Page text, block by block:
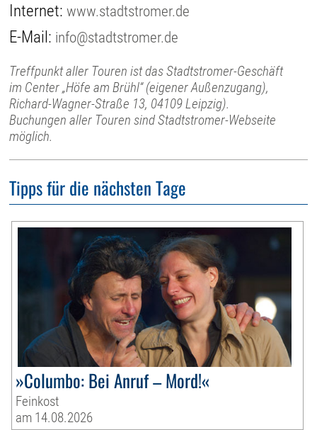
Internet:www.stadtstromer.de
E-Mail: info@stadtstromer.de
Treffpunkt aller Touren ist das Stadtstromer-Geschäft
im Center „Höfe am Brühl“ (eigener Außenzugang),
Richard-Wagner-Straße 13, 04109 Leipzig).
Buchungen aller Touren sind Stadtstromer-Webseite
möglich.
Tipps für die nächsten Tage
»Columbo: Bei Anruf – Mord!«
Feinkost
am 14.08.2026